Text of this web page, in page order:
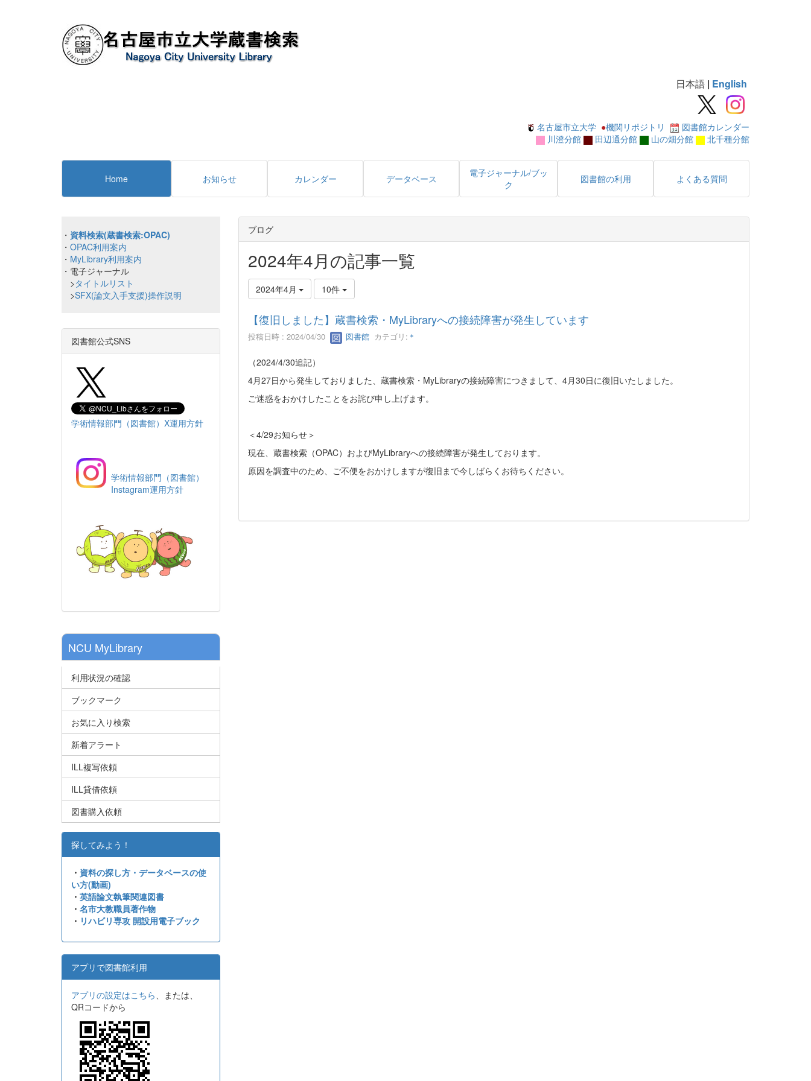
日本語 | English
名古屋市立大学 ●機関リポジトリ
図書館カレンダー
川澄分館
田辺通分館 山の畑分館 北千種分館
Home お知らせ カレンダー データベース
電子ジャーナル/ブッ
ク
図書館の利用 よくある質問
ブログ
2024年4月の記事一覧
2024年4月 10件
【復旧しました】蔵書検索・MyLibraryへの接続障害が発生しています
投稿日時 : 2024/04/30 図書館カテゴリ: ＊
（2024/4/30追記）
4月27日から発生しておりました、蔵書検索・MyLibraryの接続障害につきまして、4月30日に復旧いたしました。
ご迷惑をおかけしたことをお詫び申し上げます。
＜4/29お知らせ＞
現在、蔵書検索（OPAC）およびMyLibraryへの接続障害が発生しております。
原因を調査中のため、ご不便をおかけしますが復旧まで今しばらくお待ちください。
・ 資料検索(蔵書検索:OPAC)
・ OPAC利用案内
・ MyLibrary利用案内
・電子ジャーナル
>タイトルリスト
>SFX(論文入手支援)操作説明
図書館公式SNS
学術情報部門（図書館）X運用方針
学術情報部門（図書館）
Instagram運用方針
NCU MyLibrary
利用状況の確認
ブックマーク
お気に入り検索
新着アラート
ILL複写依頼
ILL貸借依頼
図書購入依頼
探してみよう！
・ 資料の探し方・データベースの使
い方(動画)
・ 英語論文執筆関連図書
・ 名市大教職員著作物
・ リハビリ専攻 開設用電子ブック
アプリで図書館利用
アプリの設定はこちら、または、
QRコードから